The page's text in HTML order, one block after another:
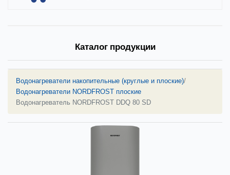
Каталог продукции
Водонагреватели накопительные (круглые и плоские)/
Водонагреватели NORDFROST плоские
Водонагреватель NORDFROST DDQ 80 SD